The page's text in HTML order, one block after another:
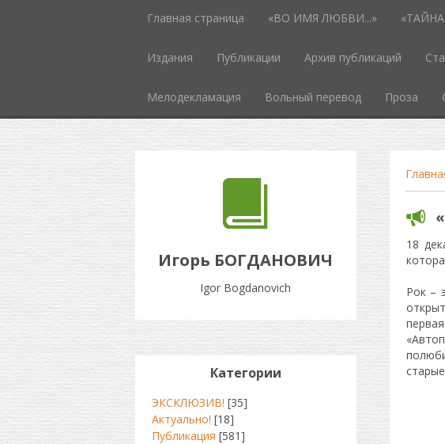
Главная страница «ВО ИМЯ ЛЮБВИ...»
Издания Публикации Архив публикаций
Мелодекламация Вольный перевод Проза
Игорь БОГДАНОВИЧ
Igor Bogdanovich
18
Рок –
Категории
ЭКСКЛЮЗИВ! [35]
Актуально! [18]
Публикация [581]